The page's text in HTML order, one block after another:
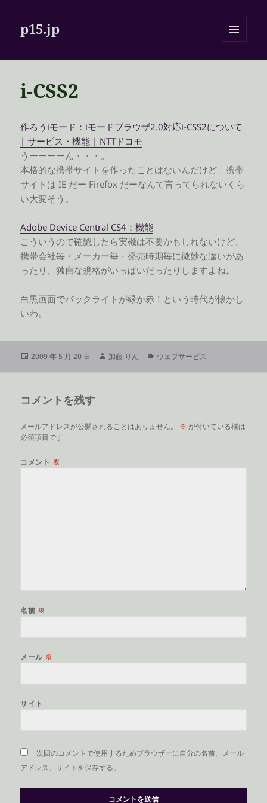
p15.jp
ーとウ
i-CSS2
作ろうiモード：iモードブラウザ2.0対応i-CSS2について
| サービス・機能 | NTTドコモ
うーーーーん・・・。
本格的な携帯サイトを作ったことはないんだけど、携帯
サイトは IE だー Firefox だーなんて言ってられないくら
い大変そう。
Adobe Device Central CS4：機能
こういうので確認したら実機は不要かもしれないけど、
携帯会社毎・メーカー毎・発売時期毎に微妙な違いがあ
ったり、独自な規格がいっぱいだったりしますよね。
白黒画面でバックライトが緑か赤！という時代が懐かし
いわ。
投
2009 年 5 月 20 日
作
加藤 りん
カ
ウェブサービス
コメントを残す
メールアドレスが公開されることはありません。 ※ が付いている欄は
必須項目です
コメント ※
名前 ※
メール ※
サイト
次回のコメントで使用するためブラウザーに自分の名前、メール
アドレス、サイトを保存する。